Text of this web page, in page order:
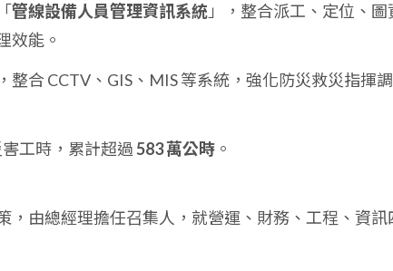
管線設備人員管理資訊系統 」，整合派工、定位、圖
效能。
整合 CCTV、GIS、MIS 等系統，強化防災救災指揮
害工時，累計超過583 萬公時 。
，由總經理擔任召集人，就營運、財務、工程、資訊